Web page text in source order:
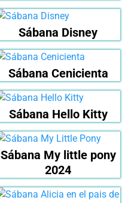
Sábana Disney
Sábana Cenicienta
Sábana Hello Kitty
Sábana My little pony
2024